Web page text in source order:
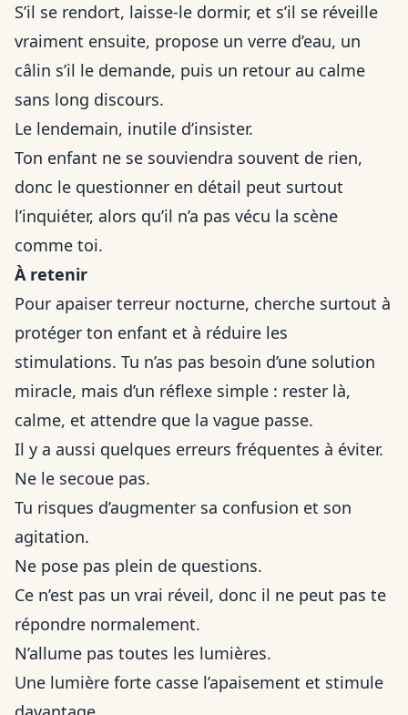
S’il se rendort, laisse-le dormir, et s’il se réveille
vraiment ensuite, propose un verre d’eau, un
câlin s’il le demande, puis un retour au calme
sans long discours.
Le lendemain, inutile d’insister.
Ton enfant ne se souviendra souvent de rien,
donc le questionner en détail peut surtout
l’inquiéter, alors qu’il n’a pas vécu la scène
comme toi.
À retenir
Pour apaiser terreur nocturne, cherche surtout à
protéger ton enfant et à réduire les
stimulations. Tu n’as pas besoin d’une solution
miracle, mais d’un réflexe simple : rester là,
calme, et attendre que la vague passe.
Il y a aussi quelques erreurs fréquentes à éviter.
Ne le secoue pas.
Tu risques d’augmenter sa confusion et son
agitation.
Ne pose pas plein de questions.
Ce n’est pas un vrai réveil, donc il ne peut pas te
répondre normalement.
N’allume pas toutes les lumières.
Une lumière forte casse l’apaisement et stimule